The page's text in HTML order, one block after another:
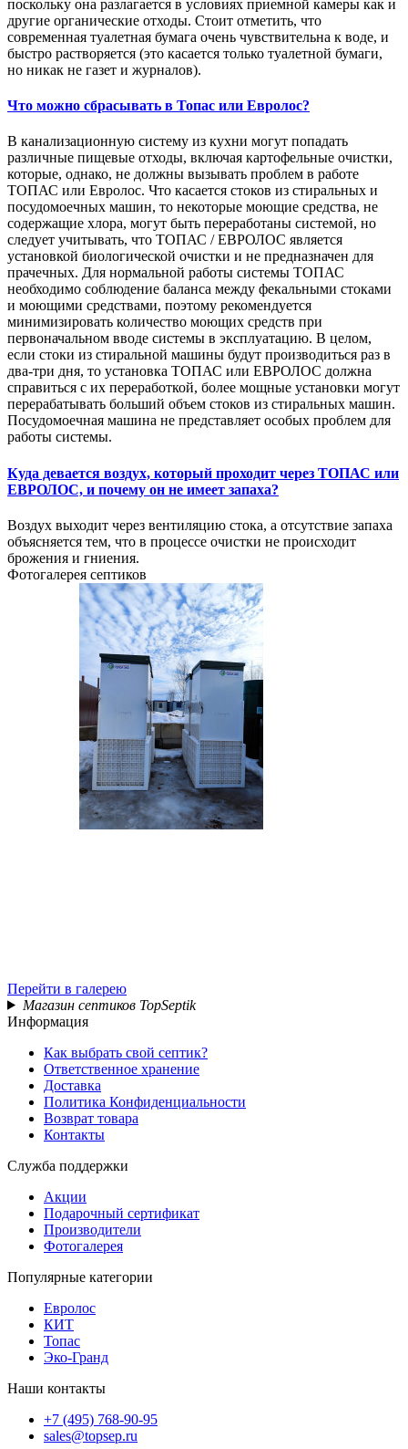
поскольку она разлагается в условиях приемной камеры как и
другие органические отходы. Стоит отметить, что
современная туалетная бумага очень чувствительна к воде, и
быстро растворяется (это касается только туалетной бумаги,
но никак не газет и журналов).
Что можно сбрасывать в Топас или Евролос?
В канализационную систему из кухни могут попадать
различные пищевые отходы, включая картофельные очистки,
которые, однако, не должны вызывать проблем в работе
ТОПАС или Евролос. Что касается стоков из стиральных и
посудомоечных машин, то некоторые моющие средства, не
содержащие хлора, могут быть переработаны системой, но
следует учитывать, что ТОПАС / ЕВРОЛОС является
установкой биологической очистки и не предназначен для
прачечных. Для нормальной работы системы ТОПАС
необходимо соблюдение баланса между фекальными стоками
и моющими средствами, поэтому рекомендуется
минимизировать количество моющих средств при
первоначальном вводе системы в эксплуатацию. В целом,
если стоки из стиральной машины будут производиться раз в
два-три дня, то установка ТОПАС или ЕВРОЛОС должна
справиться с их переработкой, более мощные установки могут
перерабатывать больший объем стоков из стиральных машин.
Посудомоечная машина не представляет особых проблем для
работы системы.
Куда девается воздух, который проходит через ТОПАС или
ЕВРОЛОС, и почему он не имеет запаха?
Воздух выходит через вентиляцию стока, а отсутствие запаха
объясняется тем, что в процессе очистки не происходит
брожения и гниения.
Фотогалерея септиков
Перейти в галерею
Магазин септиков TopSeptik
Информация
Как выбрать свой септик?
Ответственное хранение
Доставка
Политика Конфиденциальности
Возврат товара
Контакты
Служба поддержки
Акции
Подарочный сертификат
Производители
Фотогалерея
Популярные категории
Евролос
КИТ
Топас
Эко-Гранд
Наши контакты
+7 (495) 768-90-95
sales@topsep.ru